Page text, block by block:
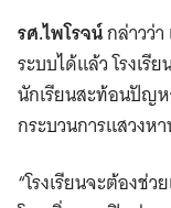
รศ.ไพโรจน์กล่าวว่
ระบบได้แล้ว โรงเ
นักเรียนสะท้อนปัญ
กระบวนการแสวงห
“โรงเรียนจะต้องช่